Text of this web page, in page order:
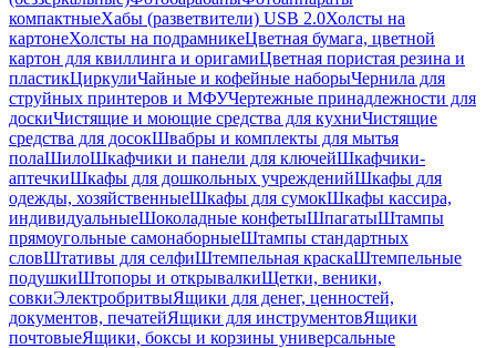
компактныеХабы (разветвители) USB 2.0Холсты на
картонеХолсты на подрамникеЦветная бумага, цветной
картон для квиллинга и оригамиЦветная пористая резина и
пластикЦиркулиЧайные и кофейные наборыЧернила для
струйных принтеров и МФУЧертежные принадлежности для
доскиЧистящие и моющие средства для кухниЧистящие
средства для досокШвабры и комплекты для мытья
полаШилоШкафчики и панели для ключейШкафчики-
аптечкиШкафы для дошкольных учрежденийШкафы для
одежды, хозяйственныеШкафы для сумокШкафы кассира,
индивидуальныеШоколадные конфетыШпагатыШтампы
прямоугольные самонаборныеШтампы стандартных
словШтативы для селфиШтемпельная краскаШтемпельные
подушкиШтопоры и открывалкиЩетки, веники,
совкиЭлектробритвыЯщики для денег, ценностей,
документов, печатейЯщики для инструментовЯщики
почтовыеЯщики, боксы и корзины универсальные